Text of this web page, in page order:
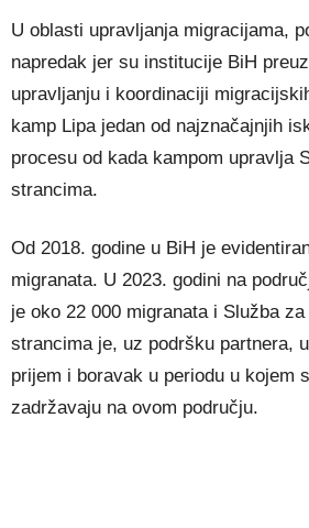
U oblasti upravljanja migracijama,
napredak jer su institucije BiH
upravljanju i koordinaciji
kamp Lipa jedan od najznačajnjih
procesu od kada kampom upravlja
strancima.
Od 2018. godine u BiH je
migranata. U 2023. godini na
je oko 22 000 migranata i Služba
strancima je, uz podršku partnera,
prijem i boravak u periodu u kojem
zadržavaju na ovom području.